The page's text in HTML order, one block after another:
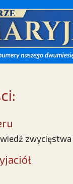
zwycięstwa